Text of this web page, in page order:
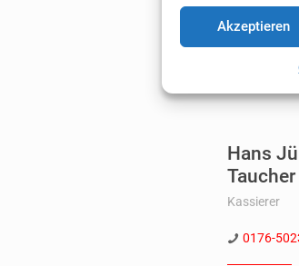
Akzeptieren
Hans
Taucher
Kassierer
0176-